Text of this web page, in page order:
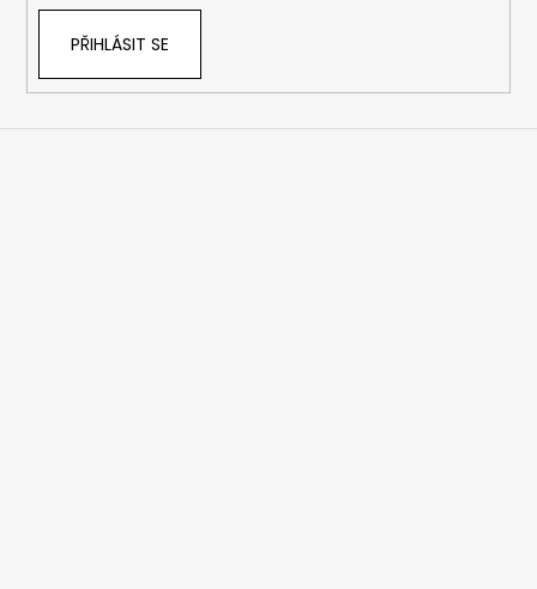
PŘIHLÁSIT SE